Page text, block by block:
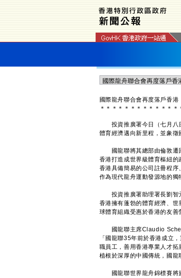
國際龍舟聯合會再度落戶香
＊ ＊ ＊ ＊ ＊ ＊ ＊ ＊ ＊ ＊ ＊ ＊ ＊
投資推廣署今日（七月八日
體育經濟邁向新里程，並象徵
國龍聯將其總部由倫敦遷回
香港打造成世界級體育樞紐的
香港具備簡易的公司註冊程
作為現代龍舟運動發源地的獨
投資推廣署助理署長劉智元
香港擁有蓬勃的體育經濟、
球體育組織受惠於香港的友善
國龍聯主席Claudio
「國龍聯35年前於香港成立
職員工，善用香港專業人才
植根於深厚的中國傳統，國龍
國龍聯世界龍舟錦標賽將於